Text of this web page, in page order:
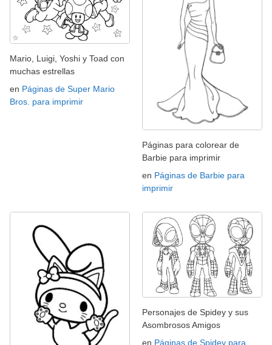
Mario, Luigi, Yoshi y Toad con
muchas estrellas
en Páginas de Super Mario
Bros. para imprimir
Páginas para colorear de
Barbie para imprimir
en Páginas de Barbie para
imprimir
Personajes de Spidey y sus
Asombrosos Amigos
en Páginas de Spidey para